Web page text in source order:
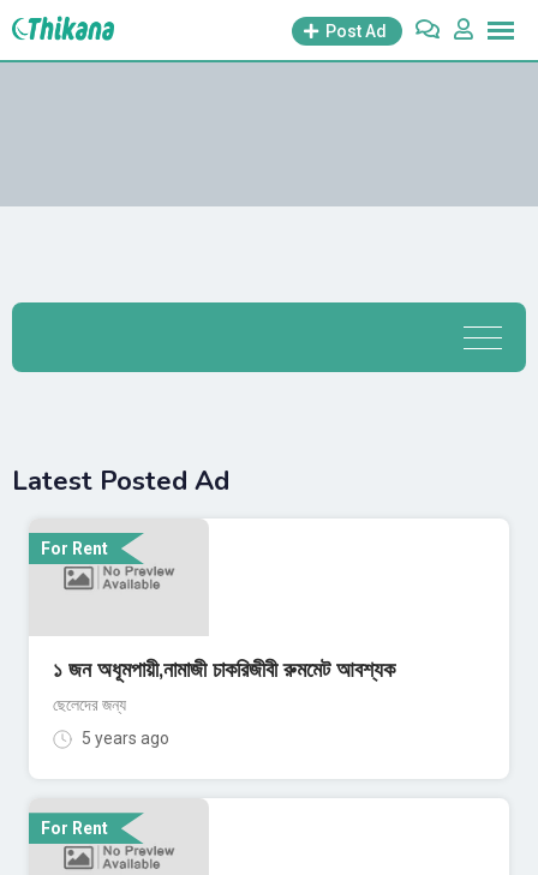
Post Ad
Latest Posted Ad
For Rent
১ জন অধূমপায়ী,নামাজী চাকরিজীবী রুমমেট আবশ্যক
ছেলেদের জন্য
5 years ago
For Rent